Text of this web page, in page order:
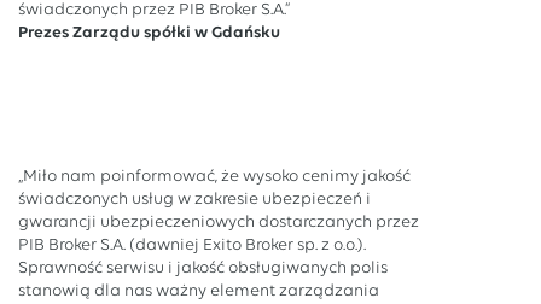
świadczonych przez PIB Broker S.A.”
Prezes Zarządu spółki w Gdańsku
„Miło nam poinformować, że wysoko cenimy jakość
świadczonych usług w zakresie ubezpieczeń i
gwarancji ubezpieczeniowych dostarczanych przez
PIB Broker S.A. (dawniej Exito Broker sp. z o.o.).
Sprawność serwisu i jakość obsługiwanych polis
stanowią dla nas ważny element zarządzania